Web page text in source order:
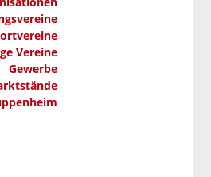
Vereine
Gewerbe